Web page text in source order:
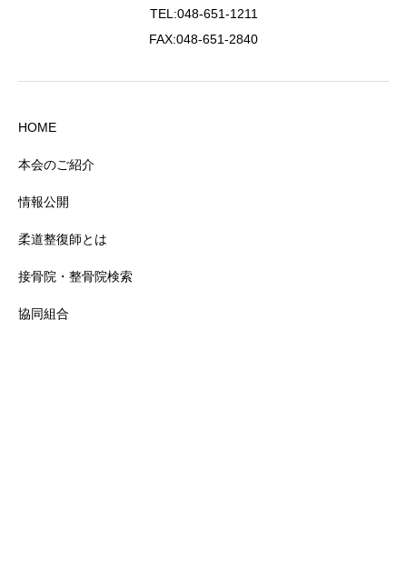
TEL:048-651-1211
FAX:048-651-2840
HOME
本会のご紹介
情報公開
柔道整復師とは
接骨院・整骨院検索
協同組合